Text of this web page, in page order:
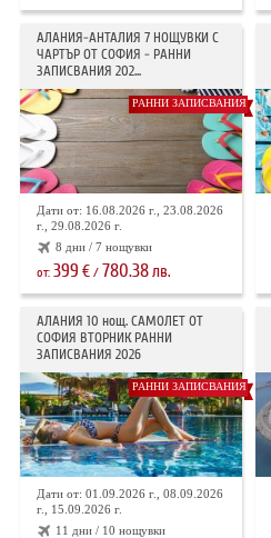
АЛАНИЯ-АНТАЛИЯ 7 НОЩУВКИ С
ЧАРТЪР ОТ СОФИЯ - РАННИ
ЗАПИСВАНИЯ 202...
РАННИ ЗАПИСВАНИЯ
Дати от: 16.08.2026 г., 23.08.2026
г., 29.08.2026 г.
8 дни / 7 нощувки
от: 399 €/ 780.38лв.
АЛАНИЯ 10 нощ. САМОЛЕТ ОТ
СОФИЯ ВТОРНИК РАННИ
ЗАПИСВАНИЯ 2026
РАННИ ЗАПИСВАНИЯ
Дати от: 01.09.2026 г., 08.09.2026
г., 15.09.2026 г.
11 дни / 10 нощувки